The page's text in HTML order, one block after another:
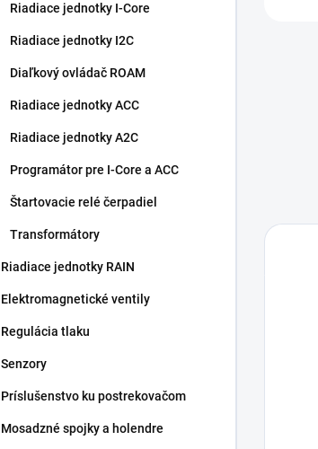
Riadiace jednotky I-Core
Riadiace jednotky I2C
Diaľkový ovládač ROAM
Riadiace jednotky ACC
Riadiace jednotky A2C
Programátor pre I-Core a ACC
Štartovacie relé čerpadiel
Transformátory
Riadiace jednotky RAIN
Elektromagnetické ventily
Regulácia tlaku
Senzory
Príslušenstvo ku postrekovačom
Mosadzné spojky a holendre